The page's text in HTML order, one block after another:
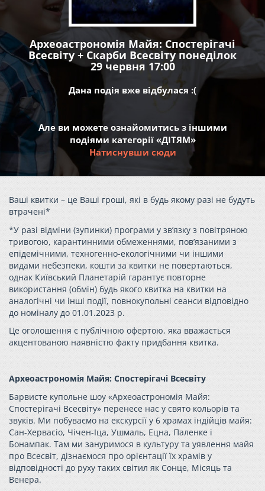
Археоастрономія Майя: Спостерігачі
Всесвіту + Скарби Всесвіту понеділок
29 червня 17:00
Дана подія вже відбулася :(
Але ви можете ознайомитись з іншими
подіями категорії «ДІТЯМ»
Натиснувши сюди
Ваші квитки – це Ваші гроші, які в будь якому разі не будуть
втрачені*
*У разі відміни (зупинки) програми у зв’язку з повітряною
тривогою, карантинними обмеженнями, пов’язаними з
епідемічними, техногенно-екологічними чи іншими
видами небезпеки, кошти за квитки не повертаються,
однак Київський Планетарій гарантує повторне
використання (обмін) будь якого квитка на квитки на
аналогічні чи інші події, повнокупольні сеанси відповідно
до номіналу до 01.01.2023 р.
Це оголошення є публічною офертою, яка вважається
акцентованою наявністю факту придбання квитка.
Археоастрономія Майя: Спостерігачі Всесвіту
Барвисте купольне шоу «Археоастрономія Майя:
Спостерігачі Всесвіту» перенесе нас у свято кольорів та
звуків. Ми побуваємо на екскурсії у 6 храмах індійців майя:
Сан-Хервасіо, Чічен-Іца, Ушмаль, Ецна, Паленке і
Бонампак. Там ми зануримося в культуру та уявлення майя
про Всесвіт, дізнаємося про орієнтації їх храмів у
відповідності до руху таких світил як Сонце, Місяць та
Венера.